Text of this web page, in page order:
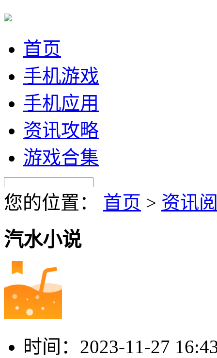
首页
手机游戏
手机应用
资讯攻略
游戏合集
您的位置： 首页 > 资讯
汽水小说
时间： 2023-11-27